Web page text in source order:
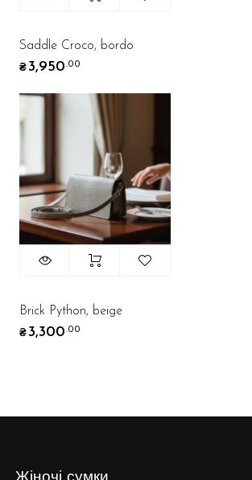
Saddle Croco, bordo
₴3,950.00
Brick Python, beige
₴3,300.00